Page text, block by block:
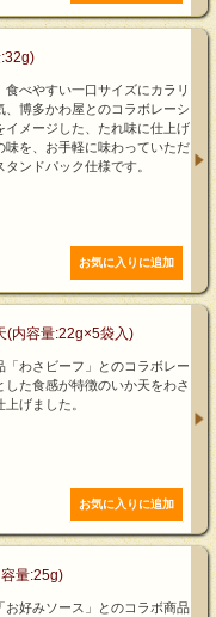
べやすい一口サイズにカラリ
、博多かわ屋とのコラボレーシ
イメージした、たれ味に仕上げ
味を、お手軽に味わっていただ
ンドパック仕様です。
(内容量:22g×5袋入)
「わさビーフ」とのコラボレー
た食感が特徴のいか天をわさ
げました。
量:25g)
お好みソース」とのコラボ商品